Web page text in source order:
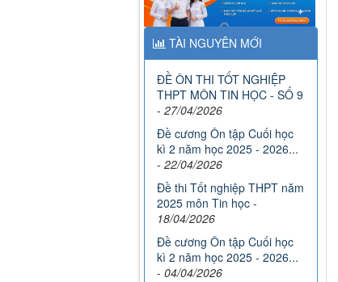
TÀI NGUYÊN MỚI
ĐỀ ÔN THI TỐT NGHIỆP
THPT MÔN TIN HỌC - SỐ 9
- 27/04/2026
Đề cương Ôn tập Cuối học
kì 2 năm học 2025 - 2026...
- 22/04/2026
Đề thi Tốt nghiệp THPT năm
2025 môn Tin học -
18/04/2026
Đề cương Ôn tập Cuối học
kì 2 năm học 2025 - 2026...
- 04/04/2026